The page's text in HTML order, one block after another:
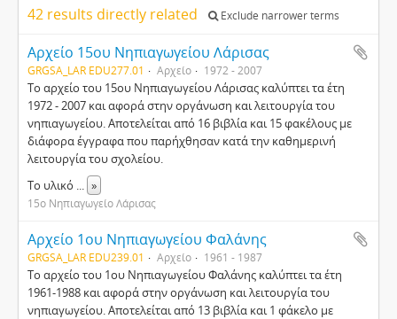
42 results directly related Exclude narrower terms
Αρχείο 15ου Νηπιαγωγείου Λάρισας
GRGSA_LAR EDU277.01 Αρχείο 1972 - 2007
Το αρχείο του 15ου Νηπιαγωγείου Λάρισας καλύπτει τα έτη
1972 - 2007 και αφορά στην οργάνωση και λειτουργία του
νηπιαγωγείου. Αποτελείται από 16 βιβλία και 15 φακέλους με
διάφορα έγγραφα που παρήχθησαν κατά την καθημερινή
λειτουργία του σχολείου.
Το υλικό ... »
15ο Νηπιαγωγείο Λάρισας
Αρχείο 1ου Νηπιαγωγείου Φαλάνης
GRGSA_LAR EDU239.01 Αρχείο 1961 - 1987
Το αρχείο του 1ου Νηπιαγωγείου Φαλάνης καλύπτει τα έτη
1961-1988 και αφορά στην οργάνωση και λειτουργία του
νηπιαγωγείου. Αποτελείται από 13 βιβλία και 1 φάκελο με